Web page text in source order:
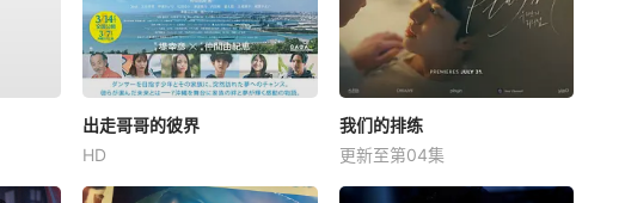
出走哥哥的彼界
HD
我们的排练
更新至第04集